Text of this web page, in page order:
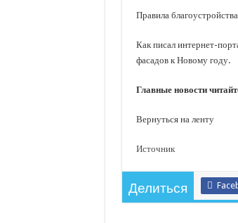
Правила
Как писал интернет-
фасадов к Новому году.
Главные новости
Вернуться на ленту
Источник
Делиться